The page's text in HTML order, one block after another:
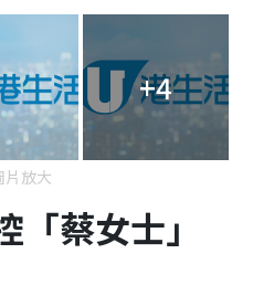
+4
片放大
「蔡女士」